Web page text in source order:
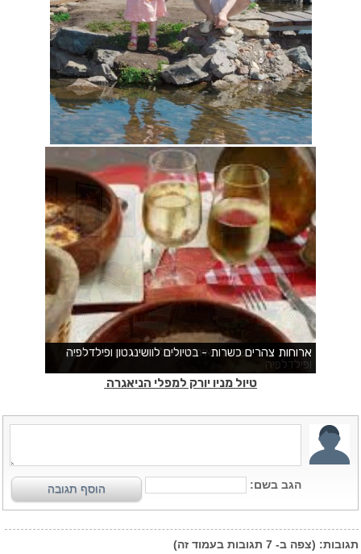
טיול מניו יורק למפלי הניאגרה